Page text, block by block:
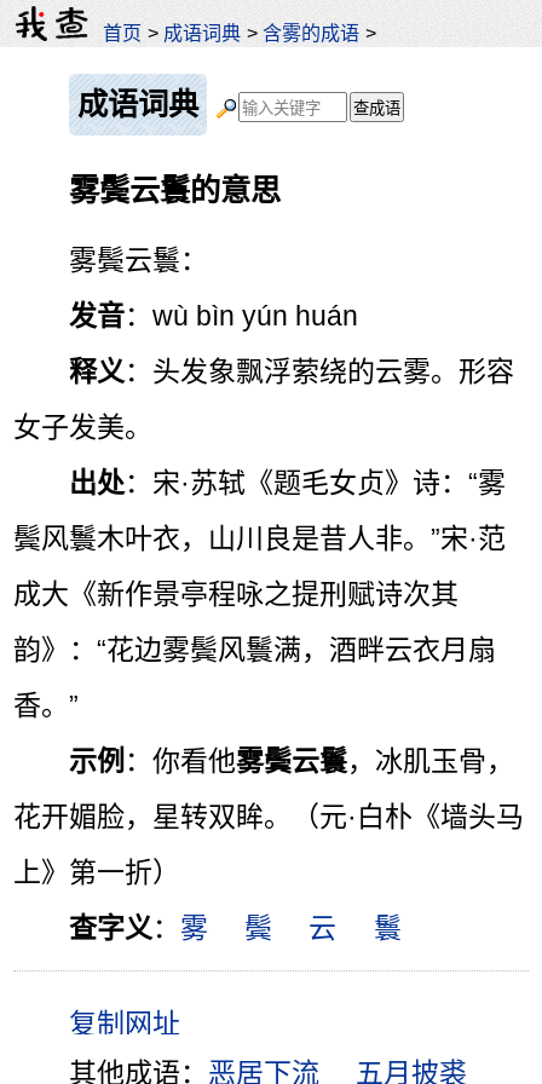
首页 > 成语词典 >含雾的成语 >
成语词典
雾鬓云鬟的意思
雾鬓云鬟：
发音：wù bìn yún huán
释义 ：头发象飘浮萦绕的云雾。形容
女子发美。
出处：宋·苏轼《题毛女贞》诗：“雾
鬓风鬟木叶衣，山川良是昔人非。”宋·范
成大《新作景亭程咏之提刑赋诗次其
韵》：“花边雾鬓风鬟满，酒畔云衣月扇
香。”
示例 ：你看他雾鬓云鬟，冰肌玉骨，
花开媚脸，星转双眸。（元·白朴《墙头马
上》第一折）
查字义 ： 雾 鬓 云 鬟
其他成语： 恶居下流 五月披裘